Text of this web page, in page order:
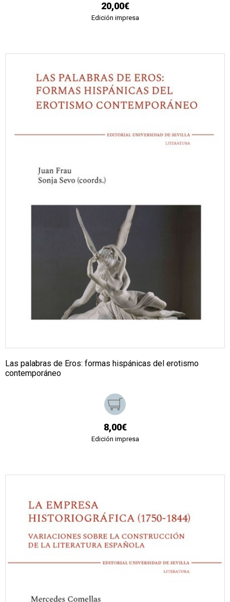
20,00€
Edición impresa
Las palabras de Eros: formas hispánicas del erotismo
contemporáneo
8,00€
Edición impresa